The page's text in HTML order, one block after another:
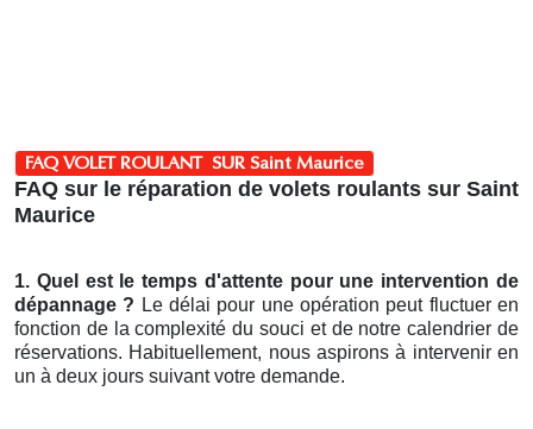
FAQ VOLET ROULANT SUR Saint Maurice
FAQ sur le réparation de volets roulants sur Saint
Maurice
1. Quel est le temps d'attente pour une intervention de
dépannage ? Le délai pour une opération peut fluctuer en
fonction de la complexité du souci et de notre calendrier de
réservations. Habituellement, nous aspirons à intervenir en
un à deux jours suivant votre demande.